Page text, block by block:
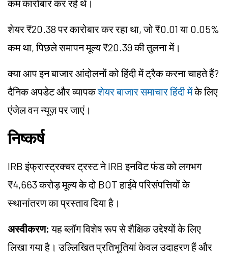
कम कारोबार कर रहे थे।
शेयर ₹20.38 पर कारोबार कर रहा था, जो ₹0.01 या 0.05%
कम था, पिछले समापन मूल्य ₹20.39 की तुलना में।
क्या आप इन बाजार आंदोलनों को हिंदी में ट्रैक करना चाहते हैं?
दैनिक अपडेट और व्यापकशेयर बाजार समाचार हिंदी मेंके लिए
एंजेल वन न्यूज़ पर जाएं।
निष्कर्ष
IRB इंफ्रास्ट्रक्चर ट्रस्ट ने IRB इनविट फंड को लगभग
₹4,663 करोड़ मूल्य के दो BOT हाईवे परिसंपत्तियों के
स्थानांतरण का प्रस्ताव दिया है।
अस्वीकरण:यह ब्लॉग विशेष रूप से शैक्षिक उद्देश्यों के लिए
लिखा गया है। उल्लिखित प्रतिभूतियां केवल उदाहरण हैं और